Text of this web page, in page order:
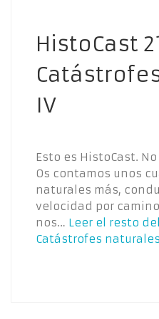
HistoCast
IV
Esto es HistoCast.
Os contamos unos
naturales más,
velocidad por
nos… Leer el resto
Catástrofes